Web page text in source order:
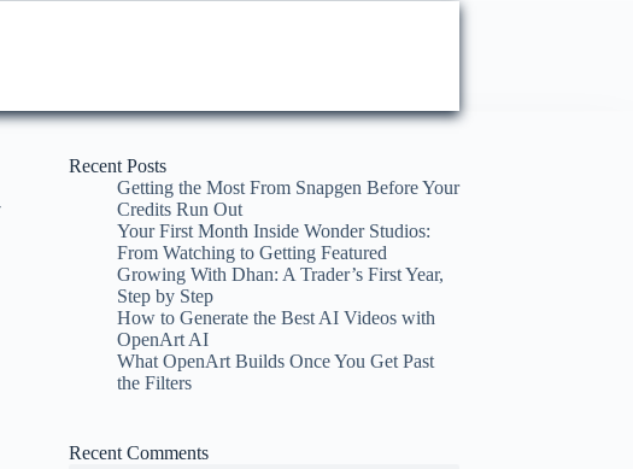
Recent Posts
Getting the Most From Snapgen Before Your
Credits Run Out
Your First Month Inside Wonder Studios:
From Watching to Getting Featured
Growing With Dhan: A Trader’s First Year,
Step by Step
How to Generate the Best AI Videos with
OpenArt AI
What OpenArt Builds Once You Get Past
the Filters
Recent Comments